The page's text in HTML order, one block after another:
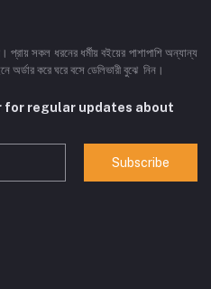
প্রায় সকল ধরনের ধর্মীয় বইয়ের পাশাপাশি অন্যান্য
করে ঘরে বসে ডেলিভারী বুঝে নিন।
regular updates about
Subscribe